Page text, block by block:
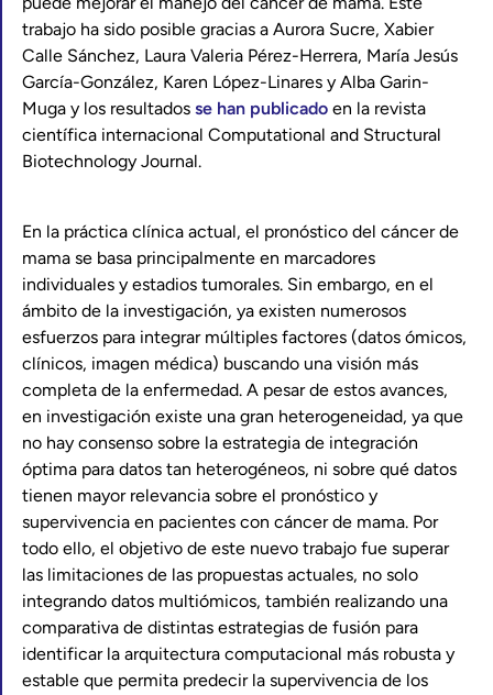
trabajo ha sido posible gracias a Aurora Sucre, Xabier
Calle Sánchez, Laura Valeria Pérez-Herrera, María Jesús
García-González, Karen López-Linares y Alba Garin-
Muga y los resultados se han publicado en la revista
científica internacional Computational and Structural
Biotechnology Journal.
En la práctica clínica actual, el pronóstico del cáncer de
mama se basa principalmente en marcadores
individuales y estadios tumorales. Sin embargo, en el
ámbito de la investigación, ya existen numerosos
esfuerzos para integrar múltiples factores (datos ómicos,
clínicos, imagen médica) buscando una visión más
completa de la enfermedad. A pesar de estos avances,
en investigación existe una gran heterogeneidad, ya que
no hay consenso sobre la estrategia de integración
óptima para datos tan heterogéneos, ni sobre qué datos
tienen mayor relevancia sobre el pronóstico y
supervivencia en pacientes con cáncer de mama. Por
todo ello, el objetivo de este nuevo trabajo fue superar
las limitaciones de las propuestas actuales, no solo
integrando datos multiómicos, también realizando una
comparativa de distintas estrategias de fusión para
identificar la arquitectura computacional más robusta y
estable que permita predecir la supervivencia de los